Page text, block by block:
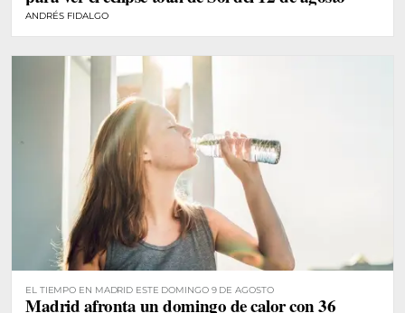
ANDRÉS FIDALGO
EL TIEMPO EN MADRID ESTE DOMINGO 9 DE AGOSTO
Madrid afronta un domingo de calor con 36